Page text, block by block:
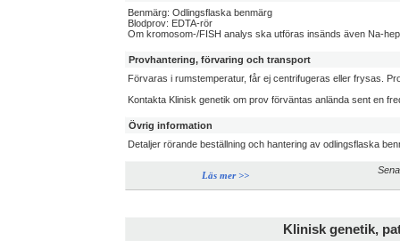
Benmärg: Odlingsflaska benmärg
Blodprov: EDTA-rör
Om kromosom-/FISH analys ska utföras insänds även Na-
Provhantering, förvaring och transport
Förvaras i rumstemperatur, får ej centrifugeras eller frysas.
Kontakta Klinisk genetik om prov förväntas anlända sent en
Övrig information
Detaljer rörande beställning och hantering av odlingsflaska
Läs mer >>
Klinisk genetik,